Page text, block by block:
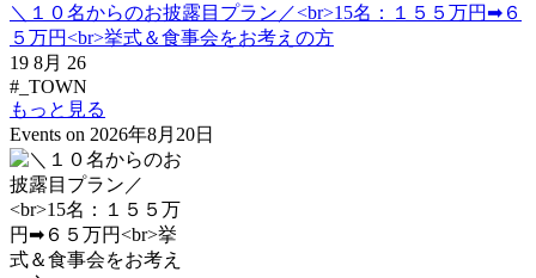
＼１０名からのお披露目プラン／<br>15名：１５５万円➡６
５万円<br>挙式＆食事会をお考えの方
19 8月 26
#_TOWN
もっと見る
Events on 2026年8月20日